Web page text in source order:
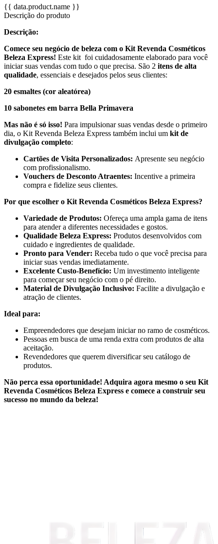
{{ data.product.name }}
Descrição do produto
Descrição:
Comece seu negócio de beleza com o Kit Revenda Cosméticos
Beleza Express! Este kit foi cuidadosamente elaborado para você
iniciar suas vendas com tudo o que precisa. São 2 itens de alta
qualidade, essenciais e desejados pelos seus clientes:
20 esmaltes (cor aleatórea)
10 sabonetes em barra Bella Primavera
Mas não é só isso! Para impulsionar suas vendas desde o primeiro
dia, o Kit Revenda Beleza Express também inclui um kit de
divulgação completo:
Cartões de Visita Personalizados: Apresente seu negócio
com profissionalismo.
Vouchers de Desconto Atraentes: Incentive a primeira
compra e fidelize seus clientes.
Por que escolher o Kit Revenda Cosméticos Beleza Express?
Variedade de Produtos: Ofereça uma ampla gama de itens
para atender a diferentes necessidades e gostos.
Qualidade Beleza Express: Produtos desenvolvidos com
cuidado e ingredientes de qualidade.
Pronto para Vender: Receba tudo o que você precisa para
iniciar suas vendas imediatamente.
Excelente Custo-Benefício: Um investimento inteligente
para começar seu negócio com o pé direito.
Material de Divulgação Inclusivo: Facilite a divulgação e
atração de clientes.
Ideal para:
Empreendedores que desejam iniciar no ramo de cosméticos.
Pessoas em busca de uma renda extra com produtos de alta
aceitação.
Revendedores que querem diversificar seu catálogo de
produtos.
Não perca essa oportunidade! Adquira agora mesmo o seu Kit
Revenda Cosméticos Beleza Express e comece a construir seu
sucesso no mundo da beleza!